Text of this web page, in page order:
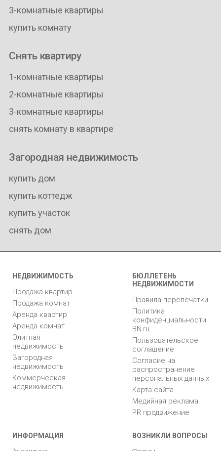
3-комнатные квартиры
купить комнату
Снять квартиру
1-комнатные квартиры
2-комнатные квартиры
3-комнатные квартиры
снять комнату в квартире
Загородная недвижимость
купить дом
купить коттедж
купить участок
снять дом
НЕДВИЖИМОСТЬ
Продажа квартир
Продажа комнат
Аренда квартир
Аренда комнат
Элитная
недвижимость
Загородная
недвижимость
Коммерческая
недвижимость
БЮЛЛЕТЕНЬ
НЕДВИЖИМОСТИ
Правила перепечатки
Политика
конфиденциальности
BN.ru
Пользовательское
соглашение
Согласие на
распространение
персональных данных
Карта сайта
Медийная реклама
PR продвижение
ИНФОРМАЦИЯ ВОЗНИКЛИ ВОПРОСЫ